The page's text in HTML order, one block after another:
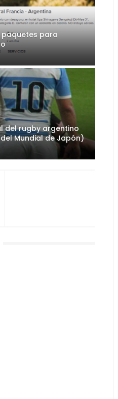
paquetes para
del rugby argentino
Mundial de Japón)